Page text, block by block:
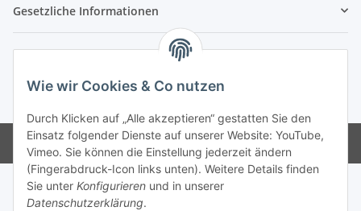
Wie wir Cookies & Co nutzen
Durch Klicken auf „Alle akzeptieren“ gestatten Sie den
Einsatz folgender Dienste auf unserer Website: YouTube,
Vimeo. Sie können die Einstellung jederzeit ändern
(Fingerabdruck-Icon links unten). Weitere Details finden
Sie unter Konfigurieren und in unserer
Datenschutzerklärung.
Gesetzliche Informationen
Powered byJTL-Shop